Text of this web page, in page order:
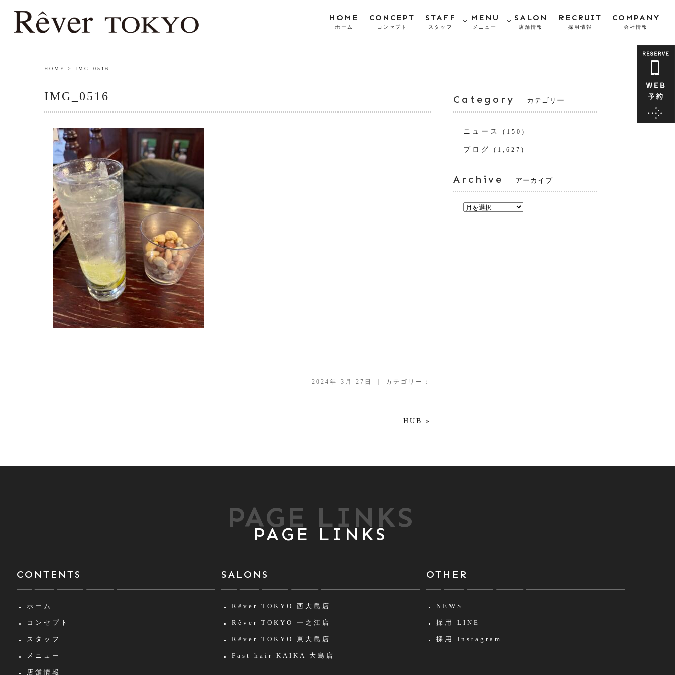
HOME
ホーム
CONCEPT
コンセプト
STAFF
スタッフ
MENU
メニュー
SALON
店舗情報
RECRUIT
採用情報
COMPANY
会社情報
HOME IMG_0516
IMG_0516
2024年 3月 27日 ｜ カテゴリー：
HUB »
Category カテゴリー
ニュース (150)
ブログ (1,627)
Archive アーカイブ
PAGE LINKS
PAGE LINKS
CONTENTS
ホーム
コンセプト
スタッフ
メニュー
店舗情報
SALONS
Rêver TOKYO 西大島店
Rêver TOKYO 一之江店
Rêver TOKYO 東大島店
Fast hair KAIKA 大島店
OTHER
NEWS
採用 LINE
採用 Instagram